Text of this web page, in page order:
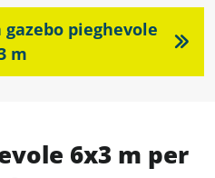
pieghevole
m
6x3 m per